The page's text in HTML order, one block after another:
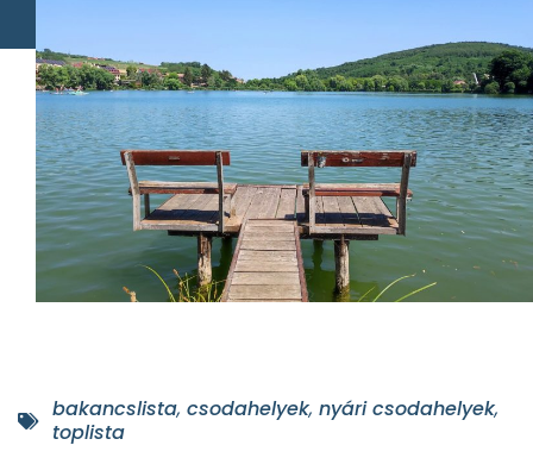
bakancslista, csodahelyek, nyári csodahelyek,
toplista